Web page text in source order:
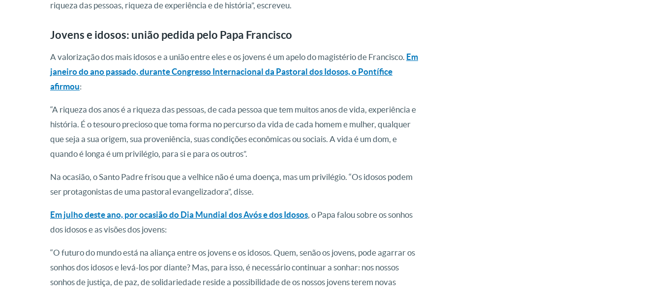
Foto: Franciscanos Capuchinhos do Brasil
Foto: Franciscanos Capuchinhos do Brasil
Foto: Franciscanos Capuchinhos do Brasil
Foto: Franciscanos Capuchinhos do Brasil
Foto: Franciscanos Capuchinhos do Brasil
Foto: Franciscanos Capuchinhos do Brasil
Foto: Franciscanos Capuchinhos do Brasil
Foto: Franciscanos Capuchinhos do Brasil
Foto: Franciscanos Capuchinhos do Brasil
Foto: Franciscanos Capuchinhos do Brasil
riqueza das pessoas, riqueza de experiência e de história”, escreveu.
Jovens e idosos: união pedida pelo Papa Francisco
A valorização dos mais idosos e a união entre eles e os jovens é um apelo do magistério de Francisco. Em
janeiro do ano passado, durante Congresso Internacional da Pastoral dos Idosos, o Pontífice
afirmou:
“A riqueza dos anos é a riqueza das pessoas, de cada pessoa que tem muitos anos de vida, experiência e
história. É o tesouro precioso que toma forma no percurso da vida de cada homem e mulher, qualquer
que seja a sua origem, sua proveniência, suas condições econômicas ou sociais. A vida é um dom, e
quando é longa é um privilégio, para si e para os outros”.
Na ocasião, o Santo Padre frisou que a velhice não é uma doença, mas um privilégio. “Os idosos podem
ser protagonistas de uma pastoral evangelizadora”, disse.
Em julho deste ano, por ocasião do Dia Mundial dos Avós e dos Idosos, o Papa falou sobre os sonhos
dos idosos e as visões dos jovens:
“O futuro do mundo está na aliança entre os jovens e os idosos. Quem, senão os jovens, pode agarrar os
sonhos dos idosos e levá-los por diante? Mas, para isso, é necessário continuar a sonhar: nos nossos
sonhos de justiça, de paz, de solidariedade reside a possibilidade de os nossos jovens terem novas